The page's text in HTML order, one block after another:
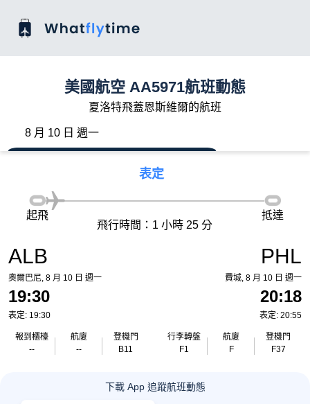
美國航空 AA5971航班動態
夏洛特飛蓋恩斯維爾的航班
8 月 10 日 週一
表定
ALB
奧爾巴尼, 8 月 10 日 週一
19:30
表定: 19:30
報到櫃檯
--
航廈
--
登機門
B11
起飛
飛行時間：1 小時 25 分
抵達
PHL
費城, 8 月 10 日 週一
20:18
表定: 20:55
行李轉盤
F1
航廈
F
登機門
F37
下載 App 追蹤航班動態